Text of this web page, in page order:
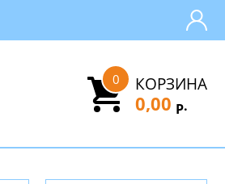
КОРЗИНА
0
0,00 Р.